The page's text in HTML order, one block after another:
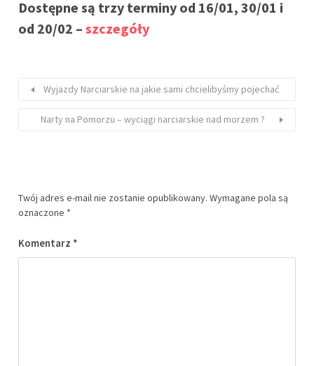
Dostępne są trzy terminy od 16/01, 30/01 i
od 20/02 – szczegóły
Wyjazdy Narciarskie na jakie sami chcielibyśmy pojechać
Narty na Pomorzu – wyciągi narciarskie nad morzem ?
Twój adres e-mail nie zostanie opublikowany. Wymagane pola są
oznaczone *
Komentarz *